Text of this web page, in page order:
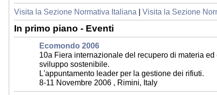
Visita la Sezione Normativa Italiana | Visita la Sezione
In primo piano - Eventi
Ecomondo 2006
10a Fiera internazionale del recupero di materia
sviluppo sostenibile.
L'appuntamento leader per la gestione dei rifiuti.
8-11 Novembre 2006 , Rimini, Italy